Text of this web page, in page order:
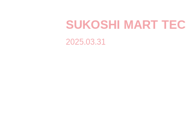
SUKOSHI MART TEC
2025.03.31